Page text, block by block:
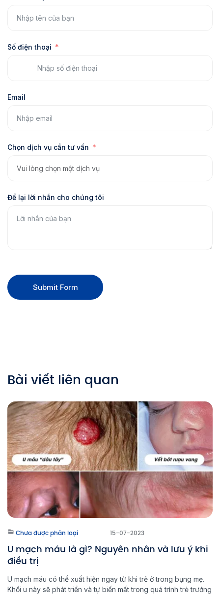
Số điện thoại
Email
Chọn dịch vụ cần tư vấn
Để lại lời nhắn cho chúng tôi
Submit Form
Bài viết liên quan
Chưa được phân loại 15-07-2023
U mạch máu là gì? Nguyên nhân và lưu ý khi
điều trị
U mạch máu có thể xuất hiện ngay từ khi trẻ ở trong bụng mẹ.
Khối u này sẽ phát triển và tự biến mất trong quá trình trẻ trưởng